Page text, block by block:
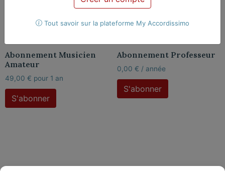
Abonnement Musicien
Amateur
49,00 € pour 1 an
S'abonner
Abonnement Professeur
0,00 € / année
S'abonner
Tout savoir sur la plateforme My Accordissimo